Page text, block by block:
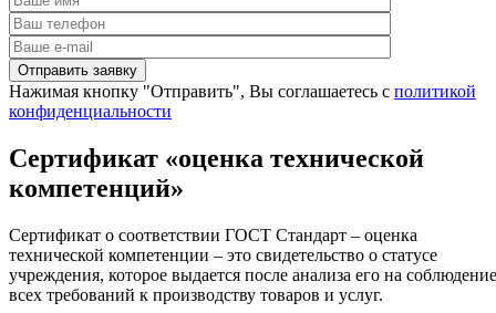
Нажимая кнопку "Отправить", Вы соглашаетесь с политикой
конфиденциальности
Сертификат «оценка технической
компетенций»
Сертификат о соответствии ГОСТ Стандарт – оценка
технической компетенции – это свидетельство о статусе
учреждения, которое выдается после анализа его на соблюдение
всех требований к производству товаров и услуг.